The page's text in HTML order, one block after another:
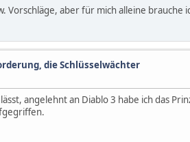
Vorschläge, aber für mich alleine brauche
die Schlüsselwächter
angelehnt an Diablo 3 habe ich das